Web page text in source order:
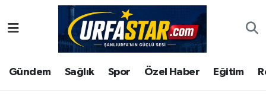
Gündem Sağlık Spor Özel Haber Eğitim
ASAYİS
ÇEVRE
Şanlıurfa Nöbetçi Eczaneler
Şanlıurfa Hava Durumu